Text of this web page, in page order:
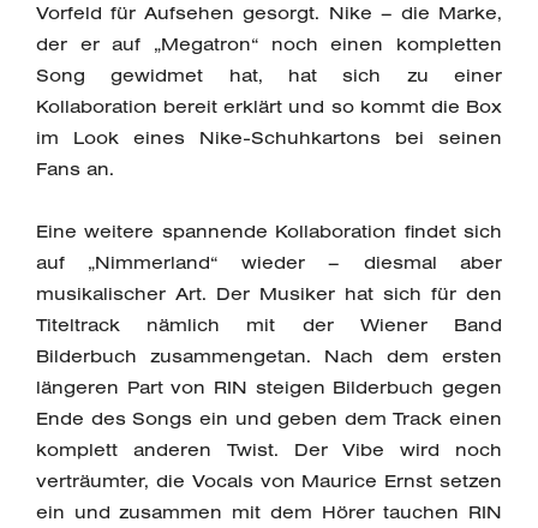
Vorfeld für Aufsehen gesorgt. Nike – die Marke,
der er auf „Megatron“ noch einen kompletten
Song gewidmet hat, hat sich zu einer
Kollaboration bereit erklärt und so kommt die Box
im Look eines Nike-Schuhkartons bei seinen
Fans an.
Eine weitere spannende Kollaboration findet sich
auf „Nimmerland“ wieder – diesmal aber
musikalischer Art. Der Musiker hat sich für den
Titeltrack nämlich mit der Wiener Band
Bilderbuch zusammengetan. Nach dem ersten
längeren Part von RIN steigen Bilderbuch gegen
Ende des Songs ein und geben dem Track einen
komplett anderen Twist. Der Vibe wird noch
verträumter, die Vocals von Maurice Ernst setzen
ein und zusammen mit dem Hörer tauchen RIN